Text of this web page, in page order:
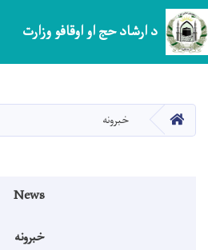
د ارشاد حج او اوقافو وزارت
کور خبرونه
News
خبرونه